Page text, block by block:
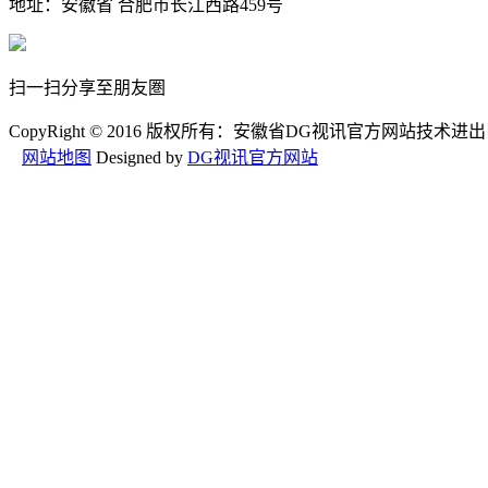
地址：安徽省 合肥市长江西路459号
扫一扫分享至朋友圏
CopyRight © 2016 版权所有：安徽省DG视讯官方网站技术进
网站地图 Designed by DG视讯官方网站